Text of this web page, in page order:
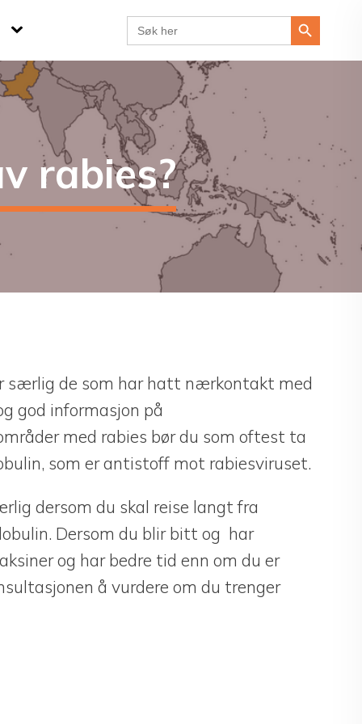
Search
for:
Search Button
rabies?
særlig de som har hatt nærkontakt med
god informasjon på
med rabies bør du som oftest ta
som er antistoff mot rabiesviruset.
dersom du skal reise langt fra
Dersom du blir bitt og har
og har bedre tid enn om du er
å vurdere om du trenger